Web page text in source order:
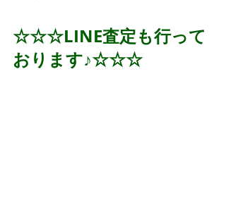
☆☆☆LINE査定も行って
おります♪☆☆☆